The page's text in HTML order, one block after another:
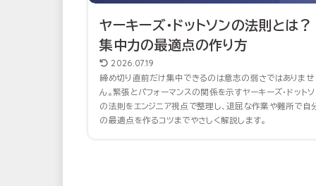
ヤーキーズ・ドットソンの法則とは？
集中力の最適点の作り方
2026.07.19
締め切り直前だけ集中できるのは意志の弱さではありませ
ん。緊張とパフォーマンスの関係を示すヤーキーズ・ドットソ
の法則をエンジニア視点で整理し、退屈な作業や難所で自
の最適点を作るコツまでやさしく解説します。